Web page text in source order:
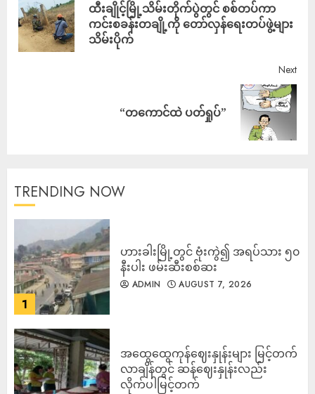
ထီးချိုင့်မြို့သိမ်းတိုက်ပွဲတွင် စစ်တပ်ကာ
ကင်းစခန်းတချို့ကို တော်လှန်ရေးတပ်ဖွဲ့များ
သိမ်းပိုက်
Next
“တကောင်ထဲ ပတ်ရှုပ်”
TRENDING NOW
1
ဟားခါးမြို့တွင် ဗုံးကွဲ၍ အရပ်သား ၅၀
နီးပါး ဖမ်းဆီးစစ်ဆး
ADMIN AUGUST 7, 2026
အထွေထွေကုန်ဈေးနှုန်းများ မြင့်တက်
လာချိန်တွင် ဆန်ဈေးနှုန်းလည်း
လိုက်ပါမြင့်တက်